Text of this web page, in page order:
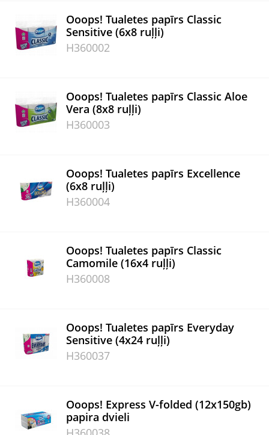
Ooops! Tualetes papīrs Classic
Sensitive (6x8 ruļļi)
H360002
Ooops! Tualetes papīrs Classic Aloe
Vera (8x8 ruļļi)
H360003
Ooops! Tualetes papīrs Excellence
(6x8 ruļļi)
H360004
Ooops! Tualetes papīrs Classic
Camomile (16x4 ruļļi)
H360008
Ooops! Tualetes papīrs Everyday
Sensitive (4x24 ruļļi)
H360037
Ooops! Express V-folded (12x150gb)
papira dvieli